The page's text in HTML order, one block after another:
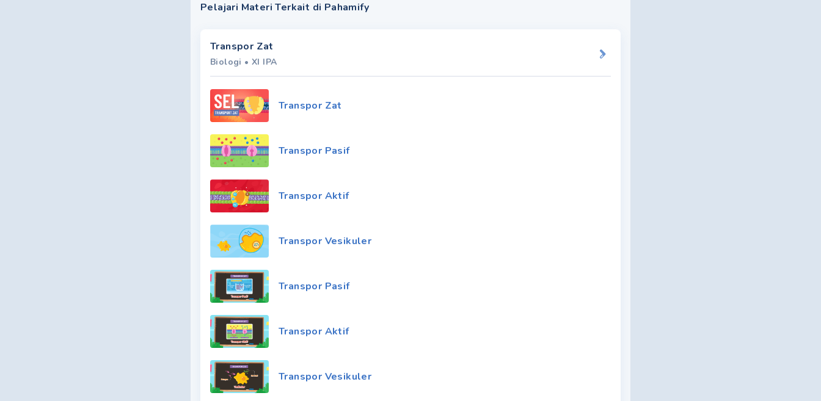
Pelajari Materi Terkait di Pahamify
Transpor Zat
Biologi •XI IPA
Transpor Zat
Transpor Pasif
Transpor Aktif
Transpor Vesikuler
Transpor Pasif
Transpor Aktif
Transpor Vesikuler